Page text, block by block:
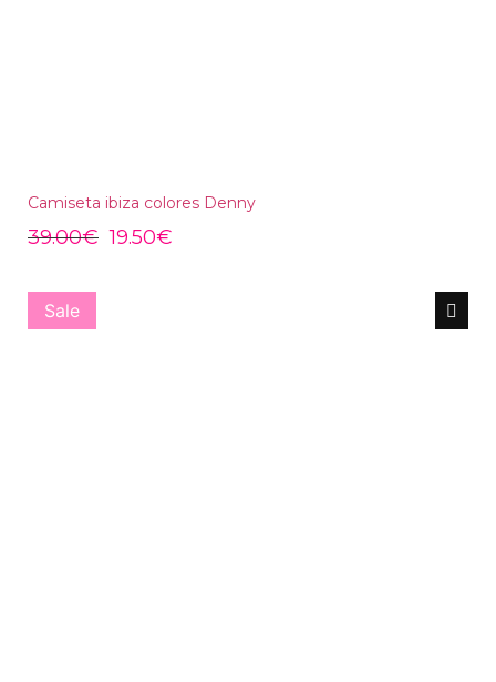
Camiseta ibiza colores Denny
39.00€ 19.50€
Sale